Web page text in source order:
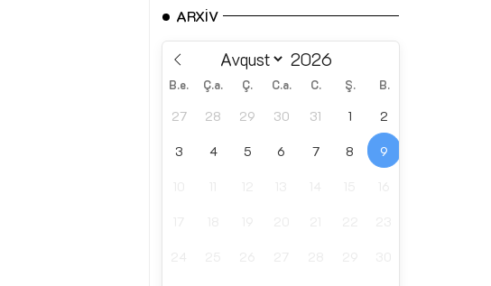
ARXIV
B.e. Ç.a. Ç. C.a. C. Ş. B.
27 28 29 30 31 1 2
3 4 5 6 7 8 9